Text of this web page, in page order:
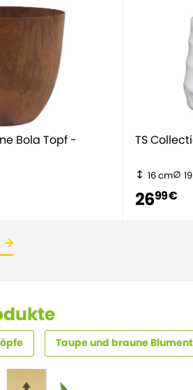
Bola Topf -
TS
16 cm
2699 €
Taupe und braune